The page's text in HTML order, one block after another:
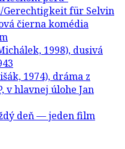
Gerechtigkeit für Selvin
čierna komédia
1998), dusivá
1974), dráma z
v hlavnej úlohe Jan
deň — jeden film